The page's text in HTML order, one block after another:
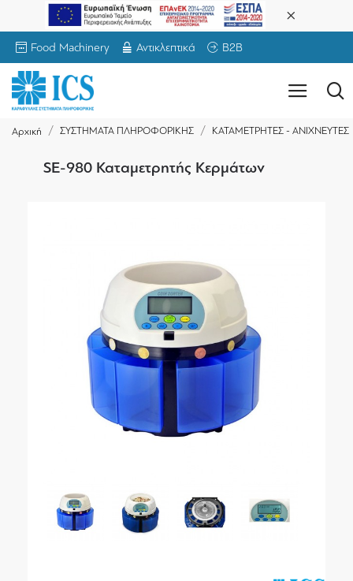
Food Machinery Αντικλεπτικά B2B
Αρχική ΣΥΣΤΗΜΑΤΑ ΠΛΗΡΟΦΟΡΙΚΗΣ ΚΑΤΑΜΕΤΡΗΤΕΣ - ΑΝΙΧΝΕΥΤΕΣ
SE-980 Καταμετρητής Κερμάτων